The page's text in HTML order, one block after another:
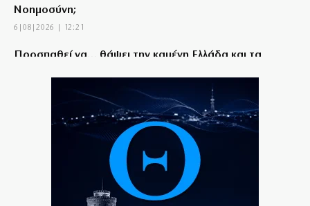
Νοημοσύνη;
6|08|2026 | 12:21
Προσπαθεί να… θάψει την καμένη Ελλάδα και τα
6|08|2026 | 12:20
Θάνος Πλεύρης: Κενά λόγια με πολιτική «άλλα λέω κι
Εργαζόμενοι του Νοσοκομείου Νίκαιας καταγγέλλουν
απευθείας αναθέσεις